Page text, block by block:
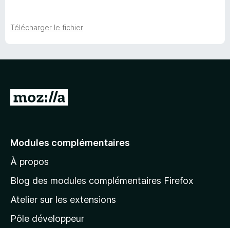
Télécharger le fichier
A
e
à
l
p
a
Modules complémentaires
À propos
Blog des modules complémentaires Firefox
Atelier sur les extensions
Pôle développeur